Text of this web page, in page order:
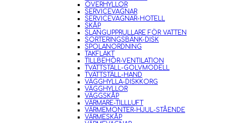
ÖVERHYLLOR
SERVICEVAGNAR
SERVICEVAGNAR-HOTELL
SKÅP
SLANGUPPRULLARE FÖR VATTEN
SORTERINGSBÄNK-DISK
SPOLANORDNING
TAKFLÄKT
TILLBEHÖR-VENTILATION
TVÄTTSTÄLL-GOLVMODELL
TVÄTTSTÄLL-HAND
VÄGGHYLLA-DISKKORG
VÄGGHYLLOR
VÄGGSKÅP
VÄRMARE-TILLLUFT
VÄRMEMONTER-HJUL-STÅENDE
VÄRMESKÅP